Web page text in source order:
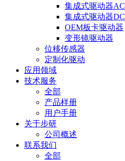
集成式驱动器AC
集成式驱动器DC
OEM板卡驱动器
变形镜驱动器
位移传感器
定制化驱动
应用领域
技术服务
全部
产品样册
用户手册
关于步研
公司概述
联系我们
全部